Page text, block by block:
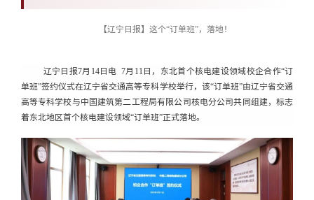
【辽宁日报】这个“订单班”，落地！
辽宁日报7月14日电7月11日，东北首个核电建设领域校企合作“订
单班”签约仪式在辽宁省交通高等专科学校举行，该“订单班”由辽宁省交通
高等专科学校与中国建筑第二工程局有限公司核电分公司共同组建，标志
着东北地区首个核电建设领域“订单班”正式落地。